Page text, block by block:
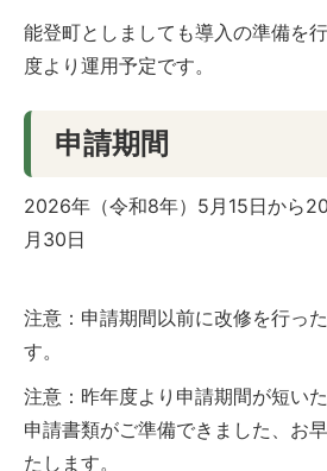
能登町としましても導入の準備を
度より運用予定です。
申請期間
2026年（令和8年）5月15日から
月30日
注意：申請期間以前に改修を行っ
す。
注意：昨年度より申請期間が短い
申請書類がご準備できました、お
たします。